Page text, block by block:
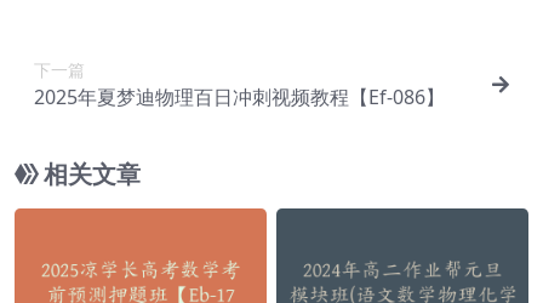
下一篇
2025年夏梦迪物理百日冲刺视频教程【Ef-086】
相关文章